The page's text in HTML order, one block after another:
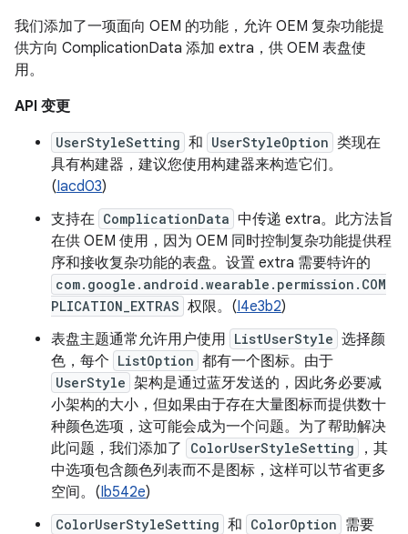
我们添加了一项面向 OEM 的功能，允许 OEM 复杂功能提
供方向 ComplicationData 添加 extra，供 OEM 表盘使
用。
API 变更
UserStyleSetting 和 UserStyleOption 类现在
具有构建器，建议您使用构建器来构造它们。
(Iacd03)
支持在 ComplicationData 中传递 extra。此方法旨
在供 OEM 使用，因为 OEM 同时控制复杂功能提供程
序和接收复杂功能的表盘。设置 extra 需要特许的
com.google.android.wearable.permission.COM
PLICATION_EXTRAS 权限。(I4e3b2)
表盘主题通常允许用户使用 ListUserStyle 选择颜
色，每个 ListOption 都有一个图标。由于
UserStyle 架构是通过蓝牙发送的，因此务必要减
小架构的大小，但如果由于存在大量图标而提供数十
种颜色选项，这可能会成为一个问题。为了帮助解决
此问题，我们添加了
ColorUserStyleSetting
，其
中选项包含颜色列表而不是图标，这样可以节省更多
空间。(Ib542e)
ColorUserStyleSetting 和 ColorOption 需要